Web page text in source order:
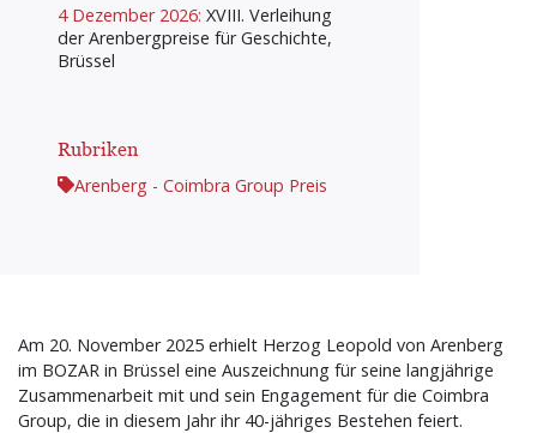
4 Dezember 2026: XVIII. Verleihung
der Arenbergpreise für Geschichte,
Brüssel
Rubriken
Arenberg - Coimbra Group Preis
Am 20. November 2025 erhielt Herzog Leopold von Arenberg
im BOZAR in Brüssel eine Auszeichnung für seine langjährige
Zusammenarbeit mit und sein Engagement für die Coimbra
Group, die in diesem Jahr ihr 40-jähriges Bestehen feiert.